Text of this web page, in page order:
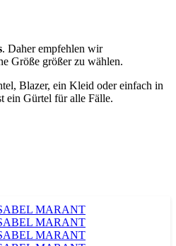
. Daher empfehlen wir
Größe größer zu wählen.
Blazer, ein Kleid oder einfach in
ein Gürtel für alle Fälle.